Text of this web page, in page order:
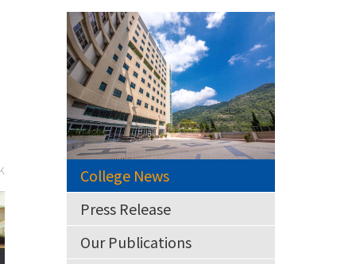
College News
Press Release
Our Publications